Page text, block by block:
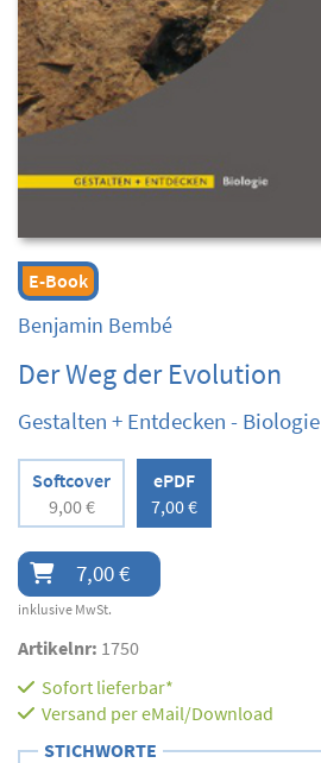
E-Book
Benjamin Bembé
Der Weg der Evolution
Gestalten + Entdecken - Biologie
Softcover
9,00 €
ePDF
7,00 €
7,00 €
inklusive MwSt.
Artikelnr: 1750
Sofort lieferbar*
Versand per eMail/Download
STICHWORTE